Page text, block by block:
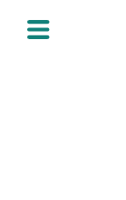
content